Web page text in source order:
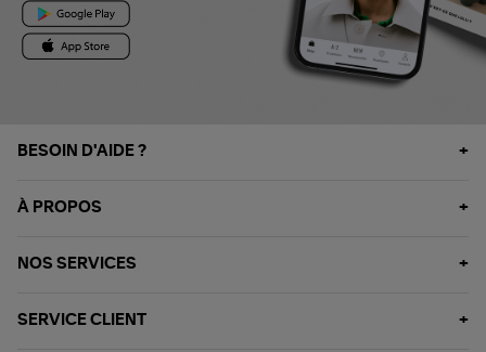
BESOIN D'AIDE ?
À PROPOS
NOS SERVICES
SERVICE CLIENT